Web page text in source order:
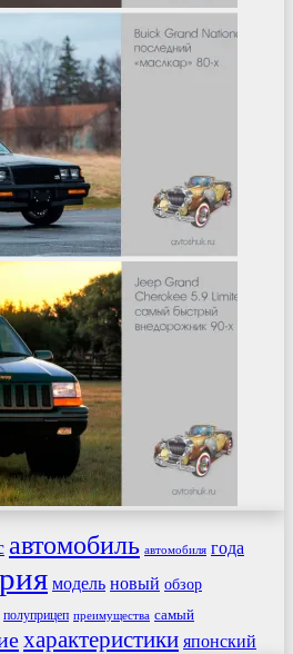
автомобиль автомобиля года
модель новый обзор
полуприцеп преимущества самый
характеристики японский